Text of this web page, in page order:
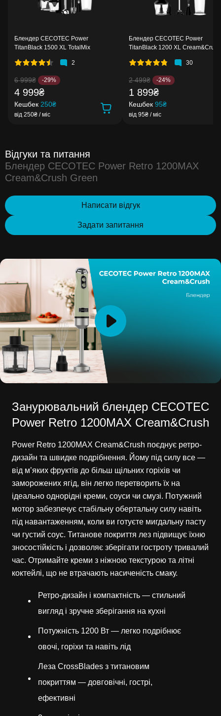
Блендер CECOTEC Power
TitanBlack 1500 XL TotalMix
2
6 999₴ -29%
4 999₴
Кешбек 250₴
від 250₴ / міс
Блендер CECOTEC Power
TitanBlack 1200 XL Cream&Crush
30
2 499₴ -24%
1 899₴
Кешбек 95₴
від 95₴ / міс
Відгуки та питання
Блендер CECOTEC Power Retro 1200MAX
Cream&Crush Green
Написати відгук
Задати запитання
Занурювальний блендер CECOTEC
Power Retro 1200MAX Cream&Crush
Power Retro 1200MAX Cream&Crush поєднує ретро-
дизайн та швидке подрібнення. Йому під силу все —
від м’яких фруктів до більш щільних горіхів чи
заморожених ягід, він легко перетворить їх на
ідеально однорідні креми, соуси чи смузі. Потужний
мотор забезпечує стабільну обертальну силу навіть
під навантаженням, коли ви готуєте мигдальну пасту
чи густий соус. Титанове покриття лез підвищує їхню
зносостійкість і дозволяє зберігати гостроту тривалий
час. Отримайте креми з ніжною текстурою та літні
коктейлі, що не втрачають насиченість смаку.
Ретро-дизайн і компактність — стильний
вигляд і зручне зберігання на кухні
Потужність 1200 Вт — легко подрібнює
овочі, горіхи та навіть лід
Леза CrossBlades з титановим
покриттям — довговічні, гострі,
ефективні